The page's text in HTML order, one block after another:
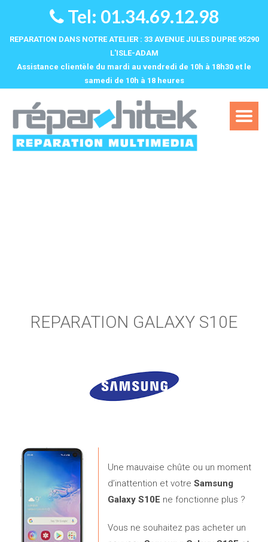
Tel: 01.34.69.12.98
REPARATION DANS NOTRE ATELIER : 33 AVENUE JULES DUPRE 95290
L'ISLE-ADAM
Assistance clientèle du mardi au vendredi de 10h à 18h30 et le
samedi de 10h à 18 heures‌
REPARATION GALAXY S10E
Une mauvaise chûte ou un moment
d’inattention et votre Samsung
Galaxy S10E ne fonctionne plus ?
Vous ne souhaitez pas acheter un